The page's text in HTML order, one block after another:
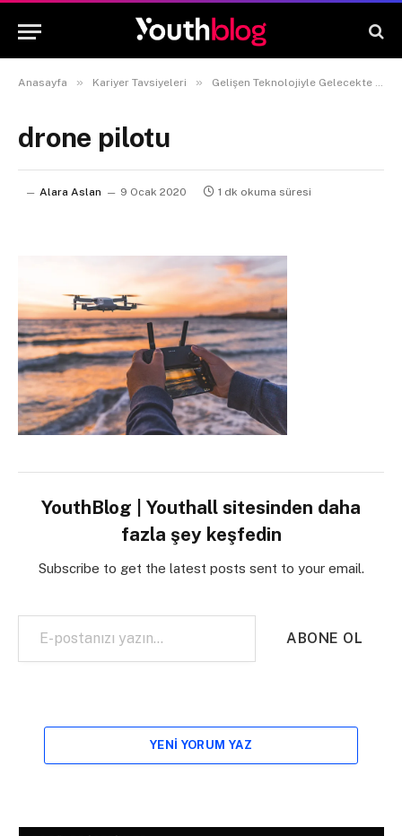
Anasayfa » Kariyer Tavsiyeleri » Gelişen Teknolojiyle Gelecekte Popüler Olacak 5 Meslek
drone pilotu
Alara Aslan 9 Ocak 2020 1 dk okuma süresi
YouthBlog | Youthall sitesinden daha
fazla şey keşfedin
Subscribe to get the latest posts sent to your email.
E-postanızı yazın…
ABONE OL
YENI YORUM YAZ